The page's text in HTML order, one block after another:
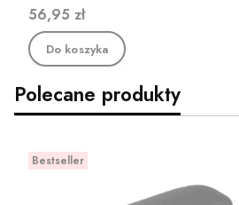
Cena
56,95 zł
Do koszyka
Polecane produkty
Bestseller